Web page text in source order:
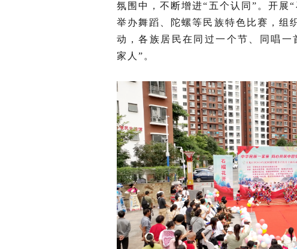
氛围中，不断增进“五个认同”。开展
举办舞蹈、陀螺等民族特色比赛，组
动，各族居民在同过一个节、同唱
家人”。